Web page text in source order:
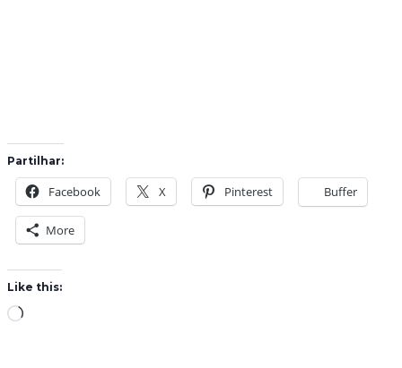
Partilhar:
Facebook X Pinterest Buffer
More
Like this:
L